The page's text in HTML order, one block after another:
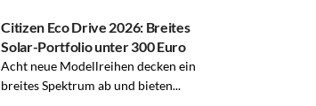
Citizen Eco Drive 2026: Breites
Solar-Portfolio unter 300 Euro
Acht neue Modellreihen decken ein
breites Spektrum ab und bieten...